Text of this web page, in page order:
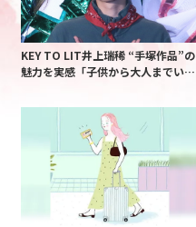
KEY TO LIT井上瑞稀 “手塚作品”の
魅力を実感「子供から大人までいろ
できる」